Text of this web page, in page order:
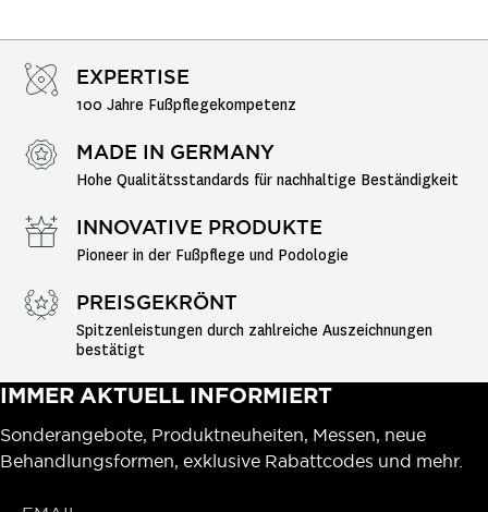
EXPERTISE
100 Jahre Fußpflegekompetenz
MADE IN GERMANY
Hohe Qualitätsstandards für nachhaltige Beständigkeit
INNOVATIVE PRODUKTE
Pioneer in der Fußpflege und Podologie
PREISGEKRÖNT
Spitzenleistungen durch zahlreiche Auszeichnungen
bestätigt
IMMER AKTUELL INFORMIERT
Sonderangebote, Produktneuheiten, Messen, neue
Behandlungsformen, exklusive Rabattcodes und mehr.